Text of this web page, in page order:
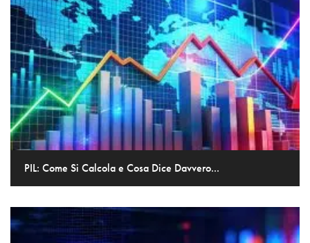
PIL: Come Si Calcola e Cosa Dice Davvero...